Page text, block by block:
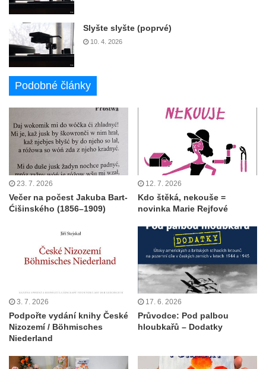
Slyšte slyšte (poprvé)
10. 4. 2026
Podobné články
23. 7. 2026
Večer na počest Jakuba Bart-
Ćišinského (1856–1909)
12. 7. 2026
Kdo štěká, nekouše =
novinka Marie Rejfové
3. 7. 2026
Podpořte vydání knihy České
Nizozemí / Böhmisches
Niederland
17. 6. 2026
Průvodce: Pod palbou
hloubkařů – Dodatky